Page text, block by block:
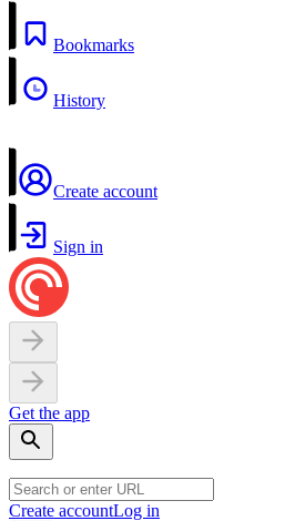
Bookmarks
History
Create account
Sign in
Get the app
Create accountLog in